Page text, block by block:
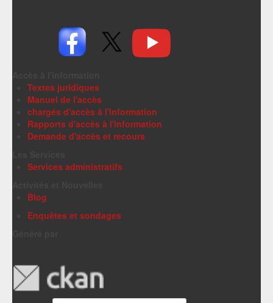
Textes juridiques
Manuel de l'accès
chargés d'accès à l'information
Rapports d'accès à l'information
Demande d'accès et recours
Services administratifs
Blog
Enquêtes et sondages